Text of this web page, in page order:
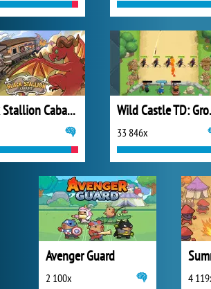
Black Stallion Cabaret Wild
33 846x
Avenger Guard
2 100x 4